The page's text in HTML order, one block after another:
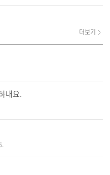
지
더보기
내요.